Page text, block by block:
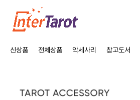
신상품 전체상품 악세사리 참고도서